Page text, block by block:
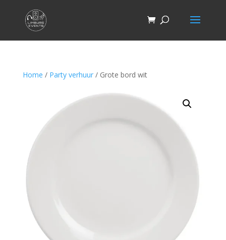
Home / Party verhuur/ Grote bord wit